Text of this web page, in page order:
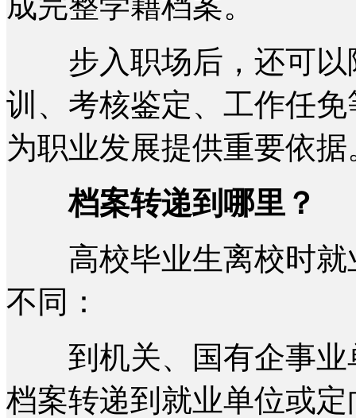
步入职场后，还可以
训、考核鉴定、工作任
为职业发展提供重要依据
档案转递到哪里？
高校毕业生离校时就
不同：
到机关、国有企事业
档案转递到就业单位或